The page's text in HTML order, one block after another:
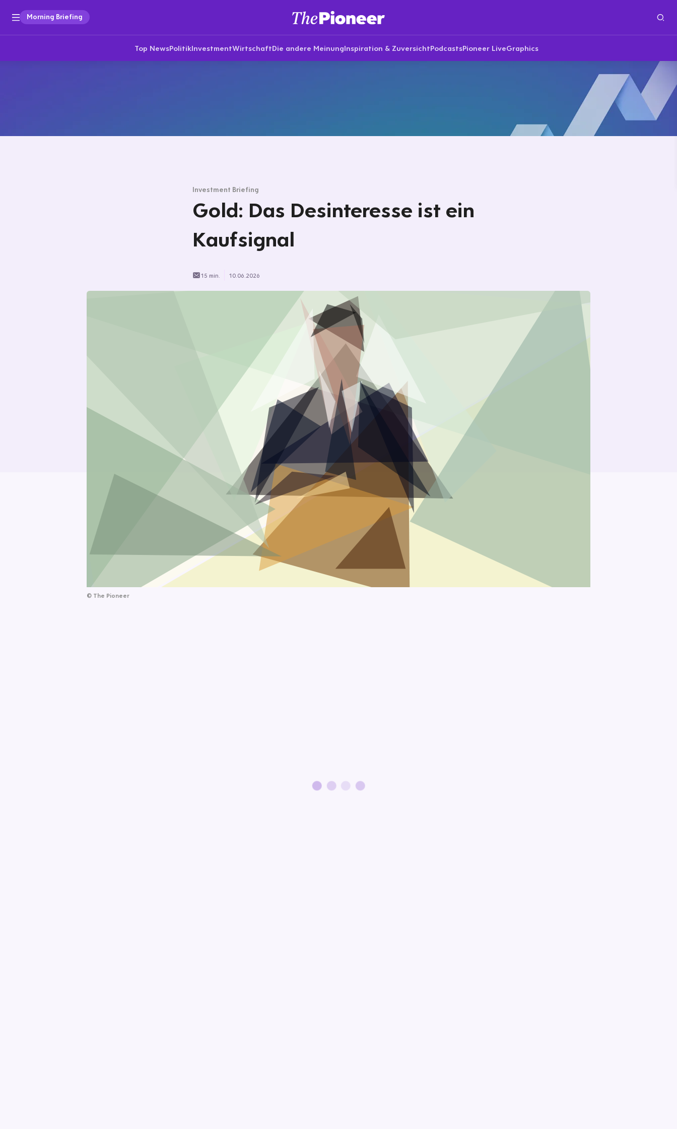
Morning Briefing
Top NewsPolitikInvestmentWirtschaftDie andere MeinungInspiration & ZuversichtPodcastsPioneer LiveGraphics
Investment Briefing
Gold: Das Desinteresse ist ein
Kaufsignal
15 min. 10.06.2026
© The Pioneer